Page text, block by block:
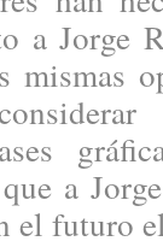
a Jorge
mismas
a
el futuro